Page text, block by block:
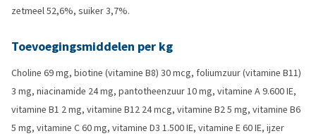
zetmeel 52,6%, suiker 3,7%.
Toevoegingsmiddelen per kg
Choline 69 mg, biotine (vitamine B8) 30 mcg, foliumzuur (vitamine B11)
3 mg, niacinamide 24 mg, pantotheenzuur 10 mg, vitamine A 9.600 IE,
vitamine B1 2 mg, vitamine B12 24 mcg, vitamine B2 5 mg, vitamine B6
5 mg, vitamine C 60 mg, vitamine D3 1.500 IE, vitamine E 60 IE, ijzer